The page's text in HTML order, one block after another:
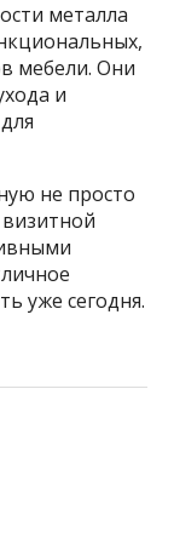
металла
мебели. Они
и
не просто
уже сегодня.